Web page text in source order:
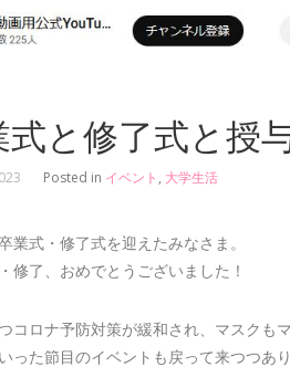
式と修了式と授
Posted in イベント , 大学生活
業式・修了式を迎えたみなさま。
修了、おめでとうございました！
コロナ予防対策が緩和され、マスクも
った節目のイベントも戻って来つつあ